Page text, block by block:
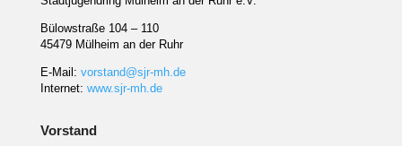
Bülowstraße 104 – 110
45479 Mülheim an der Ruhr
E-Mail: vorstand@sjr-mh.de
Internet: www.sjr-mh.de
Vorstand